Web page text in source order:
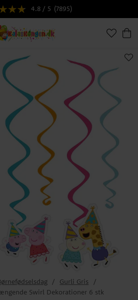
4.8 / 5 (7895)
Gurli Gris
Swirl Dekorationer 6 stk